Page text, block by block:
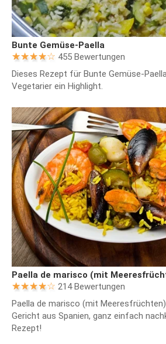
Bunte Gemüse-Paella
455 Bewertungen
Dieses Rezept für Bunte Gemüse-
Vegetarier ein Highlight.
Paella de marisco (mit
214 Bewertungen
Paella de marisco (mit
Gericht aus Spanien, ganz einfach
Rezept!